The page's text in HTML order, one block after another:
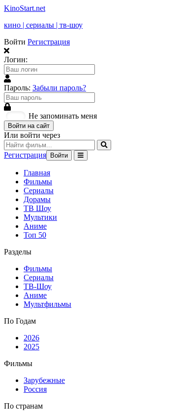
KinoStart.net
кино | сериалы | тв-шоу
Войти Регистрация
Логин:
Пароль: Забыли пароль?
Не запоминать меня
Войти на сайт
Или войти через
Регистрация Войти
Главная
Фильмы
Сериалы
Дорамы
ТВ Шоу
Мультики
Аниме
Топ 50
Разделы
Фильмы
Сериалы
ТВ-Шоу
Аниме
Мультфильмы
По Годам
2026
2025
Фильмы
Зарубежные
Россия
По странам